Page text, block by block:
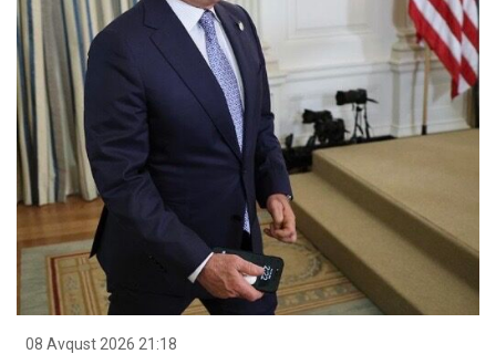
08 Avqust 2026 21:18